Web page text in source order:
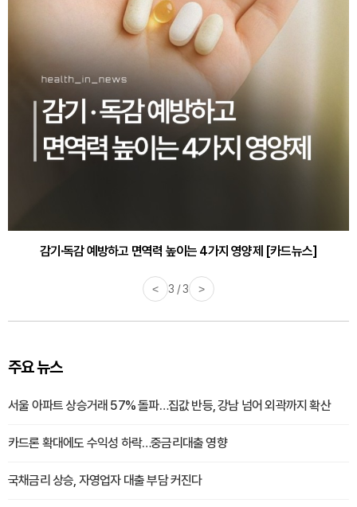
감기·독감 예방하고 면역력 높이는 4가지 영양제 [카드뉴스]
< 3 / 3 >
주요 뉴스
서울 아파트 상승거래 57% 돌파…집값 반등, 강남 넘어 외곽까지 확산
카드론 확대에도 수익성 하락…중금리대출 영향
국채금리 상승, 자영업자 대출 부담 커진다